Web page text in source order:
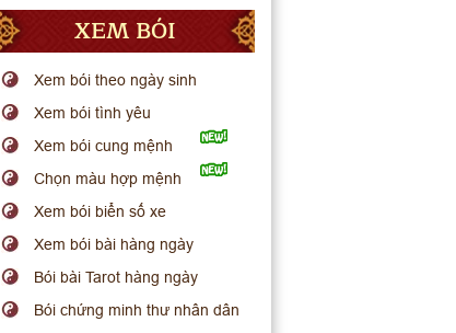
XEM BÓI
Xem bói theo ngày sinh
Xem bói tình yêu
Xem bói cung mệnh
Chọn màu hợp mệnh
Xem bói biển số xe
Xem bói bài hàng ngày
Bói bài Tarot hàng ngày
Bói chứng minh thư nhân dân